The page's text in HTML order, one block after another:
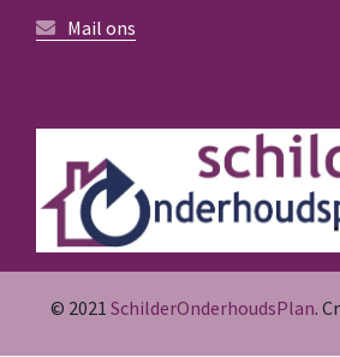
Mail ons
© 2021 SchilderOnderhoudsPlan.